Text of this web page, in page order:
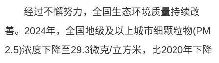
经过不懈努力，全国生态环境质量持续改
善。2024年，全国地级及以上城市细颗粒物(PM
2.5)浓度下降至29.3微克/立方米，比2020年下降